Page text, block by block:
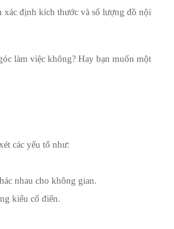
xác định kích thước và số lượng đồ nội
làm việc không? Hay bạn muốn một
các yếu tố như:
nhau cho không gian.
kiểu cổ điển.